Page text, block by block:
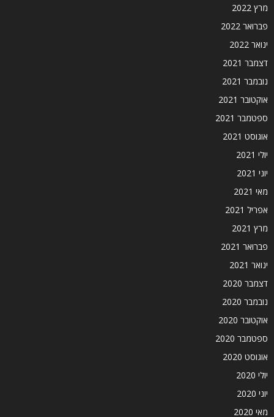
מרץ 2022
פברואר 2022
ינואר 2022
דצמבר 2021
נובמבר 2021
אוקטובר 2021
ספטמבר 2021
אוגוסט 2021
יולי 2021
יוני 2021
מאי 2021
אפריל 2021
מרץ 2021
פברואר 2021
ינואר 2021
דצמבר 2020
נובמבר 2020
אוקטובר 2020
ספטמבר 2020
אוגוסט 2020
יולי 2020
יוני 2020
מאי 2020